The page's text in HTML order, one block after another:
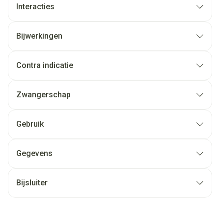
Interacties
Bijwerkingen
Contra indicatie
Zwangerschap
Gebruik
Gegevens
Bijsluiter